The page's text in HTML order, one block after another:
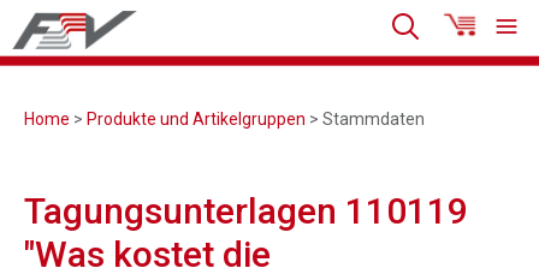
Home > Produkte und Artikelgruppen > Stammdaten
Tagungsunterlagen 110119
"Was kostet die